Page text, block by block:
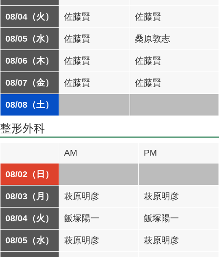
08/04（火） 佐藤賢 佐藤賢
08/05（水） 佐藤賢 桑原敦志
08/06（木） 佐藤賢 佐藤賢
08/07（金） 佐藤賢 佐藤賢
08/08（土）
整形外科
AM PM
08/02（日）
08/03（月） 萩原明彦 萩原明彦
08/04（火） 飯塚陽一 飯塚陽一
08/05（水） 萩原明彦 萩原明彦